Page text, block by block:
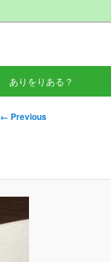
ありをりある？
Image navig
← Previous